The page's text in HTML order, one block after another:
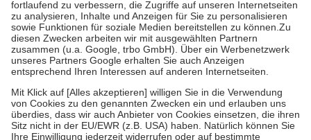
Diese Regeln gelten grundsätzlich auch für Online-Apotheken.
Bei Heilmitteln und häuslicher Krankenpflege beträgt die
Zuzahlung zehn Prozent der Kosten sowie zehn Euro je
Verordnung.
Um das Engagement der Versicherten für ihre eigene Gesundheit zu
stärken und die besondere Stellung der Familie zu unterstützen,
fallenkeine Zuzahlungenan bei:
• Kindern und Jugendlichen bis zum vollendeten 18. Lebensjahr
mit Ausnahme der Fahrkosten
• Untersuchungen zur Vorsorge und Früherkennung, die von der